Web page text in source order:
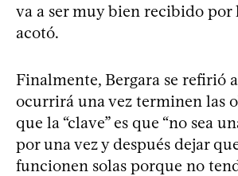
va a ser muy bien recibido por
acotó.
Finalmente, Bergara se refirió
ocurrirá una vez terminen las
que la “clave” es que “no sea
por una vez y después dejar
funcionen solas porque no